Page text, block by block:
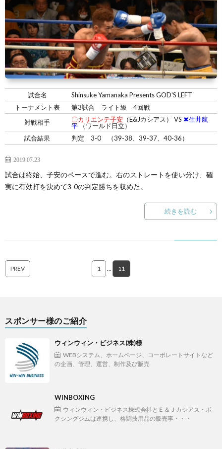
試合名
Shinsuke Yamanaka Presents GOD'S LEFT
トーナメント表
第3試合 ライト級 4回戦
対戦相手
〇カリエンテ子安（E&Jカシアス） VS ✖生井航
平（ワールド日立）
試合結果
判定 3-0 （39-38、39-37、40-36）
2019.07.23
試合は終始、子安のペースで進む。右のストレートを使い分け、確
実に有効打を決めて3-0の判定勝ちを収めた。
続きを読む
PREV 1 … 11
スポンサー様のご紹介
ウィンウィン・ビジネス(株)様
WEBシステム、ホームページ、コーポレートサイトなど
の企画、管理、運営、制作及び販売
WINBOXING
ウィンウィン・ビジネス株式会社とＥ＆Ｊカシアス・ボ
クシングジムは連携し、格闘技用品の販売事・・・